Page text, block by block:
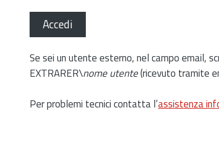
Accedi
Se sei un utente esterno, nel campo email,
EXTRARER\nome utente(ricevuto tramite
Per problemi tecnici contatta l’assistenza